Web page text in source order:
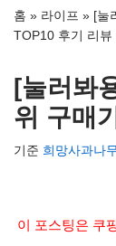
뛰
기
홈 » 라이프 » [눌
TOP10 후기 리뷰
[눌러봐
위 구매
기준 희망사과나
이 포스팅은 쿠